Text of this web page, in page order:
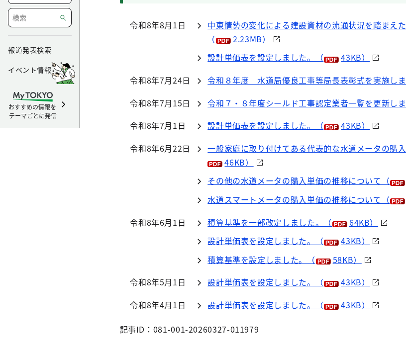
報道発表検索
イベント情報
おすすめの情報を
テーマごとに発信
令和8年8月1日
中東情勢の変化による建設資材の流通状況を踏まえ
（
2.23MB）
設計単価表を設定しました。（
43KB）
令和8年7月24日
令和８年度 水道局優良工事等局長表彰式を実施しま
令和8年7月15日
令和７・８年度シールド工事認定業者一覧を更新しま
令和8年7月1日
設計単価表を設定しました。（
43KB）
令和8年6月22日
一般家庭に取り付けてある代表的な水道メータの購
46KB）
その他の水道メータの購入単価の推移について（
水道スマートメータの購入単価の推移について（
令和8年6月1日
積算基準を一部改定しました。（
64KB）
設計単価表を設定しました。（
43KB）
積算基準を設定しました。（
58KB）
令和8年5月1日
設計単価表を設定しました。（
43KB）
令和8年4月1日
設計単価表を設定しました。（ 43KB）
記事ID：081-001-20260327-011979